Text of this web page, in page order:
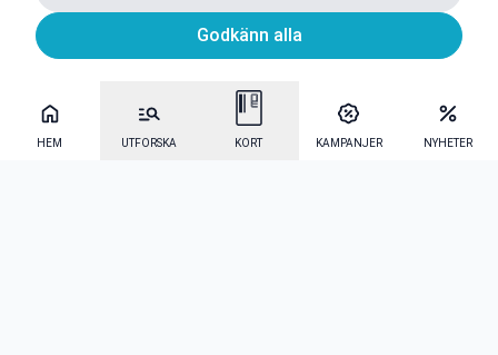
HEM UTFORSKA KORT KAMPANJER NYHETER
Godkänn alla